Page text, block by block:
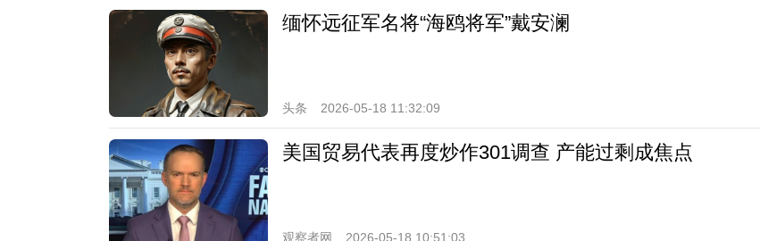
缅怀远征军名将“海鸥将军”戴安澜
头条 2026-05-18 11:32:09
美国贸易代表再度炒作301调查 产能过剩成焦点
观察者网 2026-05-18 10:51:03